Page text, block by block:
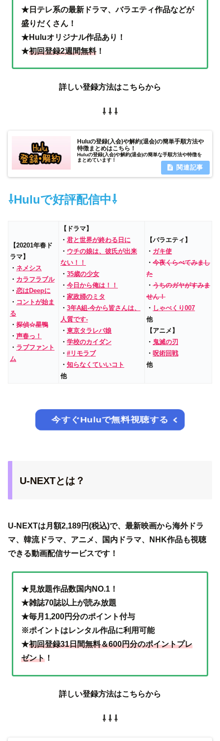
★日テレ系の最新ドラマ、バラエティ作品などが
盛りだくさん！
★Huluオリジナル作品あり！
★初回登録2週間無料！
詳しい登録方法はこちらから
⇩ ⇩ ⇩
Huluの登録(入会)や解約(退会)の簡単手順方法や
特徴まとめはこちら！
Huluの登録(入会)や解約(退会)の簡単な手順方法や特徴を
まとめています！
⇩Huluで好評配信中⇩
【20201年春ド
ラマ】
・ ネメシス
・ カラフラブル
・ 恋はDeepに
・ コントが始ま
る
・ 探偵☆星鴨
・ 声春っ！
・ ラブファント
ム
【ドラマ】
・ 君と世界が終わる日に
・ ウチの娘は、彼氏が出来
ない！！
・ 35歳の少女
・ 今日から俺は！！
・ 家政婦のミタ
・ 3年A組‐今から皆さんは、
人質です‐
・ 東京タラレバ娘
・ 学校のカイダン
・ #リモラブ
・ 知らなくていいコト
他
【バラエティ】
・ ガキ使
・ 今夜くらべてみまし
た
・ うちのガヤがすみま
せん！
・ しゃべくり007
他
【アニメ】
・ 鬼滅の刃
・ 呪術回戦
他
今すぐHuluで無料視聴する
U-NEXTとは？
U-NEXTは月額2,189円(税込)で、最新映画から海外ドラ
マ、韓流ドラマ、アニメ、国内ドラマ、NHK作品も視聴
できる動画配信サービスです！
★見放題作品数国内NO.1！
★雑誌70誌以上が読み放題
★毎月1,200円分のポイント付与
※ポイントはレンタル作品に利用可能
★初回登録31日間無料＆600円分のポイントプレ
ゼント ！
詳しい登録方法はこちらから
⇩ ⇩ ⇩